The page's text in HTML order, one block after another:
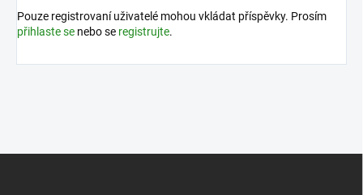
Pouze registrovaní uživatelé mohou vkládat příspěvky. Prosím
přihlaste se nebo se registrujte.